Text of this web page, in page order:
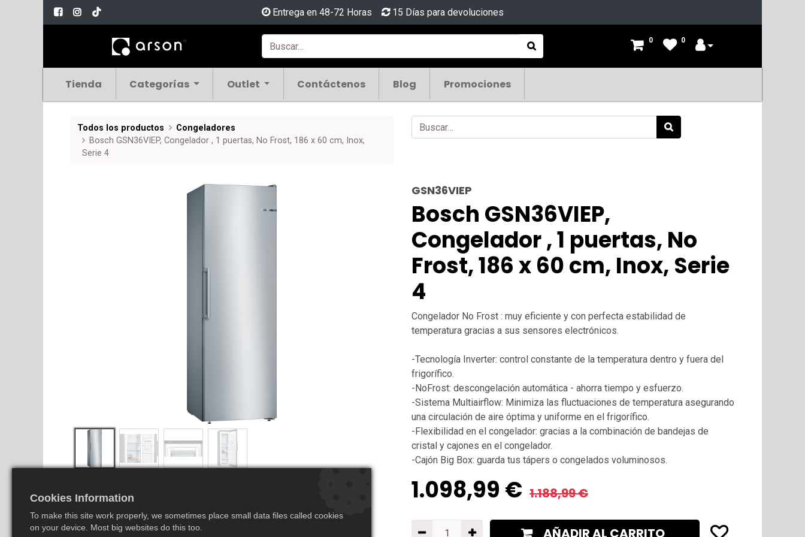
Entrega en 48-72 Horas 15 Días para devoluciones
0 0
Tienda Categorías Outlet Contáctenos Blog Promociones
Todos los productos
Congeladores
Bosch GSN36VIEP, Congelador , 1 puertas, No Frost, 186 x 60 cm, Inox,
Serie 4
GSN36VIEP
Bosch GSN36VIEP,
Congelador , 1 puertas, No
Frost, 186 x 60 cm, Inox, Serie
4
Congelador No Frost : muy eficiente y con perfecta estabilidad de
temperatura gracias a sus sensores electrónicos.
-Tecnología Inverter: control constante de la temperatura dentro y fuera del
frigorífico.
-NoFrost: descongelación automática - ahorra tiempo y esfuerzo.
-Sistema Multiairflow: Minimiza las fluctuaciones de temperatura asegurando
una circulación de aire óptima y uniforme en el frigorífico.
-Flexibilidad en el congelador: gracias a la combinación de bandejas de
cristal y cajones en el congelador.
-Cajón Big Box: guarda tus tápers o congelados voluminosos.
1.098,99 € 1.188,99€
AÑADIR AL CARRITO
Cookies Information
To make this site work properly, we sometimes place small data files called cookies
on your device. Most big websites do this too.